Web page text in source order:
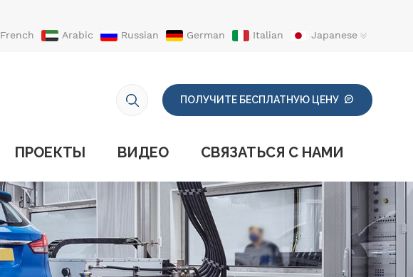
French Arabic Russian German Italian
Japanese
ПОЛУЧИТЕ БЕСПЛАТНУЮ ЦЕНУ
ПРОЕКТЫ ВИДЕО СВЯЗАТЬСЯ С НАМИ